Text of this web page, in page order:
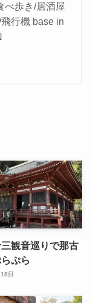
べ歩き/居酒屋
行機 base in
観音巡りで那古
ぷら
日